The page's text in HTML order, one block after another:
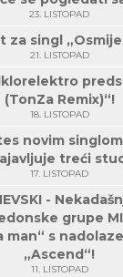
23. LISTOPAD
za singl
21. LISTOPAD
(TonZa Remix)“!
18. LISTOPAD
novim
treći
17. LISTOPAD
-
grupe
man“ s
„Ascend“!
11. LISTOPAD